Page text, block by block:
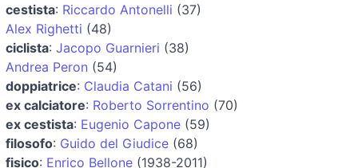
cestista: Riccardo Antonelli (37)
Alex Righetti (48)
ciclista: Jacopo Guarnieri (38)
Andrea Peron (54)
doppiatrice: Claudia Catani (56)
ex calciatore: Roberto Sorrentino (70)
ex cestista: Eugenio Capone (59)
filosofo: Guido del Giudice (68)
fisico: Enrico Bellone (1938-2011)